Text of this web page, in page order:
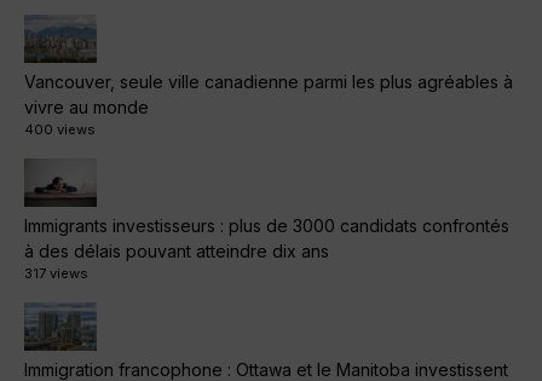
Vancouver, seule ville canadienne parmi les plus agréables à
vivre au monde
400 views
Immigrants investisseurs : plus de 3000 candidats confrontés
à des délais pouvant atteindre dix ans
317 views
Immigration francophone : Ottawa et le Manitoba investissent